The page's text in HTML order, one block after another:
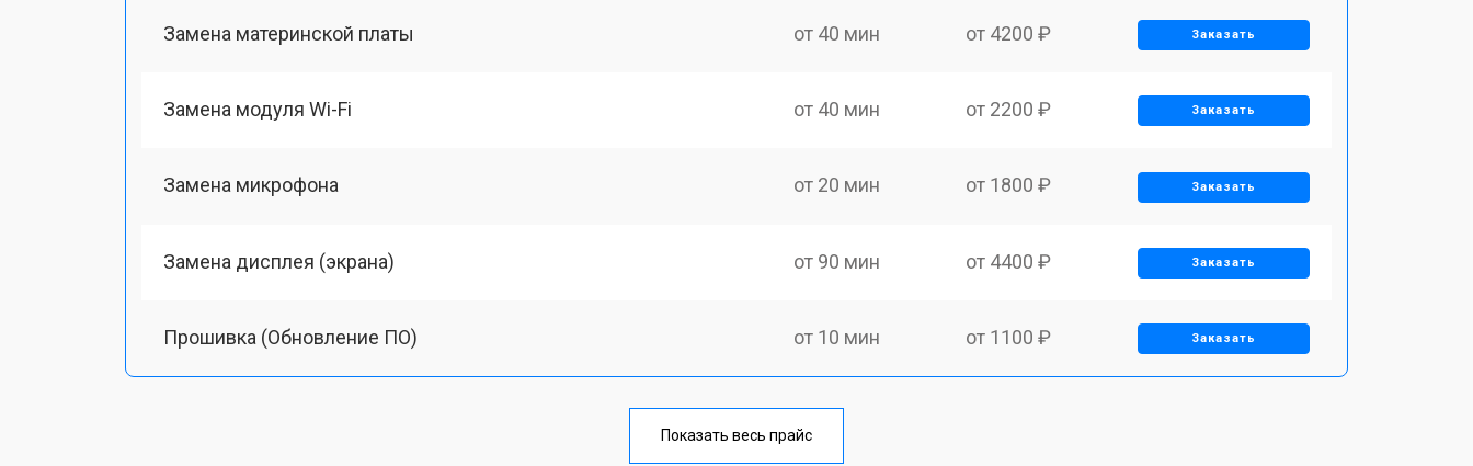
Замена материнской платы от 40 мин от 4200 ₽ Заказать
Замена модуля Wi-Fi от 40 мин от 2200 ₽ Заказать
Замена микрофона от 20 мин от 1800 ₽ Заказать
Замена дисплея (экрана) от 90 мин от 4400 ₽ Заказать
Прошивка (Обновление ПО) от 10 мин от 1100 ₽ Заказать
от 30 мин
Показать весь прайс